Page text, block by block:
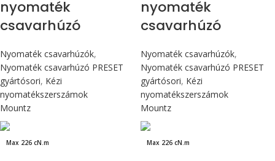
nyomaték
csavarhúzó
Nyomaték csavarhúzók,
Nyomaték csavarhúzó PRESET
gyártósori, Kézi
nyomatékszerszámok
Mountz
nyomaték
csavarhúzó
Nyomaték csavarhúzók,
Nyomaték csavarhúzó PRESET
gyártósori, Kézi
nyomatékszerszámok
Mountz
Max 226 cN.m Max 226 cN.m